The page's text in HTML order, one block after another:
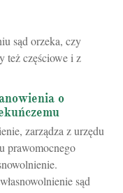
sąd orzeka, czy
też częściowe i z
o
zarządza z urzędu
prawomocnego
sąd